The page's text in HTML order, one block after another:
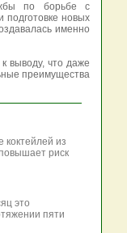
по борьбе с
подготовке новых
именно
выводу, что даже
преимущества
коктейлей из
риск
это
пяти